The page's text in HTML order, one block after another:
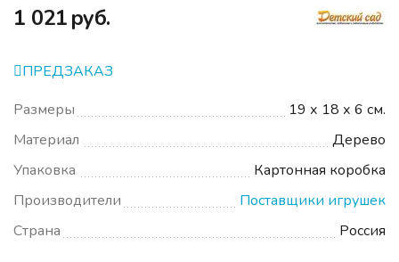
‍1 021‍руб.
ПРЕДЗАКАЗ
Размеры
19 х 18 х 6 см.
Материал
Дерево
Упаковка
Картонная коробка
Производители
Поставщики игрушек
Страна
Россия